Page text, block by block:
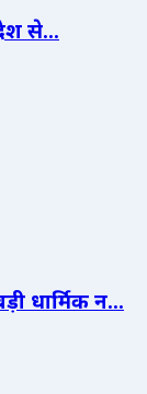
से...
धार्मिक न...